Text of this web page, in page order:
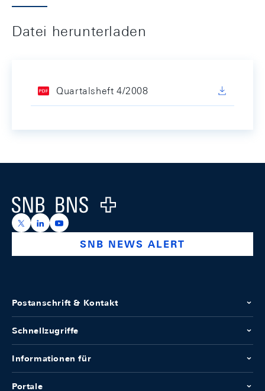
Datei herunterladen
Quartalsheft 4/2008
Logo
https://x.com/snb_bns
https://ch.linkedin.com/company/swiss-national-
https://www.youtube.com/@swissnationalbank
SNB NEWS ALERT
Postanschrift & Kontakt
Schnellzugriffe
Informationen für
Portale